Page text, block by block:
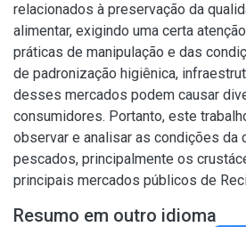
relacionados à preservação da
alimentar, exigindo uma certa
práticas de manipulação e das
de padronização higiênica,
desses mercados podem causar
consumidores. Portanto, este
observar e analisar as condições da
pescados, principalmente os
principais mercados públicos de
Resumo em outro idioma